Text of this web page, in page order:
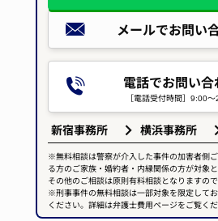
電話でお問い合
［電話受付時間］9:00
メールでお問い
新宿事務所 横浜事務所
※無料相談は警察が介入した事件の加害者側
る方のご家族・婚約者・内縁関係の方が対象と
その他のご相談は原則有料相談となりますの
※刑事事件の無料相談は一部対象を限定して
ください。詳細は弁護士費用ページをご覧くだ